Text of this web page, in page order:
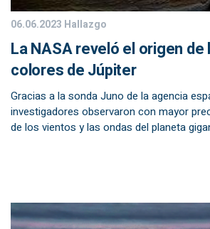
06.06.2023 Hallazgo
La NASA reveló el origen
colores de Júpiter
Gracias a la sonda Juno de la agencia
investigadores observaron con mayor
de los vientos y las ondas del planeta